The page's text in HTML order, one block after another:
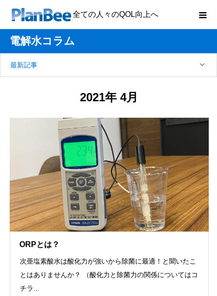
全ての人々のQOL向上へ
電解水コラム
最新記事
2021年 4月
ORPとは？
次亜塩素酸水は酸化力が強いから除菌に最適！と聞いたこ
とはありませんか？ （酸化力と除菌力の関係についてはコ
チラ...